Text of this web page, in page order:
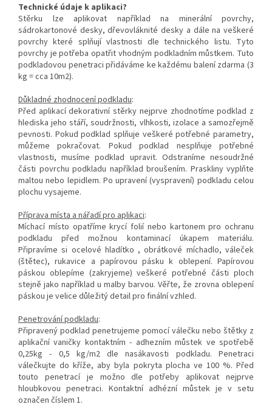
Technické údaje k aplikaci?
Stěrku lze aplikovat například na minerální povrchy,
sádrokartonové desky, dřevovláknité desky a dále na veškeré
povrchy které splňují vlastnosti dle technického listu. Tyto
povrchy je potřeba opatřit vhodným podkladním můstkem. Tuto
podkladovou penetraci přidáváme ke každému balení zdarma (3
kg = cca 10m2).
Důkladné zhodnocení podkladu:
Před aplikací dekorativní stěrky nejprve zhodnotíme podklad z
hlediska jeho stáří, soudržnosti, vlhkosti, izolace a samozřejmě
pevnosti. Pokud podklad splňuje veškeré potřebné parametry,
můžeme pokračovat. Pokud podklad nesplňuje potřebné
vlastnosti, musíme podklad upravit. Odstraníme nesoudržné
části povrchu podkladu například broušením. Praskliny vyplňte
maltou nebo lepidlem. Po upravení (vyspravení) podkladu celou
plochu vysajeme.
Příprava místa a nářadí pro aplikaci:
Míchací místo opatříme krycí folií nebo kartonem pro ochranu
podkladu před možnou kontaminací úkapem materiálu.
Připravíme si ocelové hladítko , obrátkové míchadlo, váleček
(štětec), rukavice a papírovou pásku k oblepení. Papírovou
páskou oblepíme (zakryjeme) veškeré potřebné části ploch
stejně jako například u malby barvou. Věřte, že zrovna oblepení
páskou je velice důležitý detail pro finální vzhled.
Penetrování podkladu:
Připravený podklad penetrujeme pomocí válečku nebo štětky z
aplikační vaničky kontaktním - adhezním můstek ve spotřebě
0,25kg - 0,5 kg/m2 dle nasákavosti podkladu. Penetraci
válečkujte do kříže, aby byla pokryta plocha ve 100 %. Před
touto penetrací je možno dle potřeby aplikovat nejprve
hloubkovou penetraci. Kontaktní adhézní můstek je v setu
označen číslem 1.